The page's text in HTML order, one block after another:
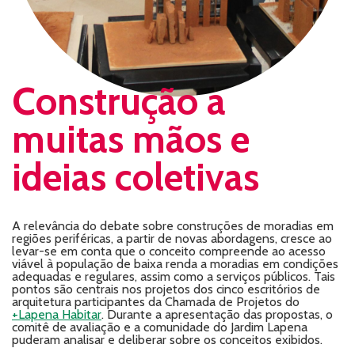
Construção a
muitas mãos e
ideias coletivas
A relevância do debate sobre construções de moradias em
regiões periféricas, a partir de novas abordagens, cresce ao
levar-se em conta que o conceito compreende ao acesso
viável à população de baixa renda a moradias em condições
adequadas e regulares, assim como a serviços públicos. Tais
pontos são centrais nos projetos dos cinco escritórios de
arquitetura participantes da Chamada de Projetos do
+Lapena Habitar. Durante a apresentação das propostas, o
comitê de avaliação e a comunidade do Jardim Lapena
puderam analisar e deliberar sobre os conceitos exibidos.